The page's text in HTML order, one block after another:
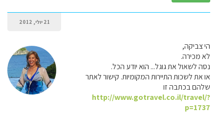
21 יולי, 2012
הי צביקה,
לא מכירה.
נסה לשאול את גוגל... הוא יודע הכל.
או את לשכות התיירות המקומיות. קישור לאתר
שלהם בכתבה זו
http://www.gotravel.co.il/travel/?
p=1737